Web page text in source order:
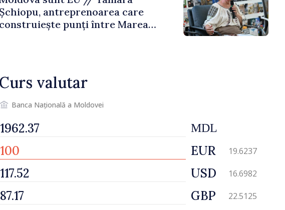
Șchiopu, antreprenoarea care
construiește punți între Marea
Curs valutar
Banca Națională a Moldovei
MDL
EUR 19.6237
USD 16.6982
GBP 22.5125